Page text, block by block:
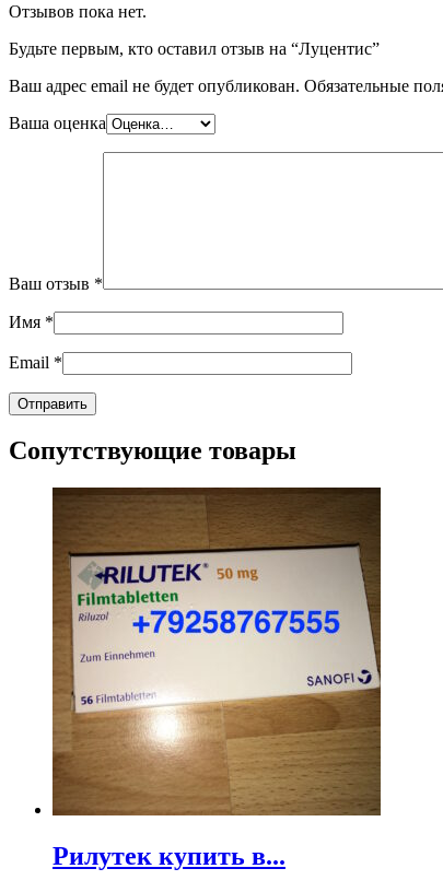
Отзывов пока нет.
Будьте первым, кто оставил отзыв на “Луцентис”
Ваш адрес email не будет опубликован. Обязательные
Ваша оценка
Ваш отзыв *
Имя *
Email *
Сопутствующие товары
Рилутек купить в...